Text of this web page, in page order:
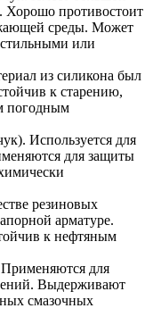
Хорошо противостоит
среды. Может
или
из силикона был
к старению,
погодным
Используется для
для защиты
резиновых
арматуре.
к нефтяным
для
Выдерживают
смазочных